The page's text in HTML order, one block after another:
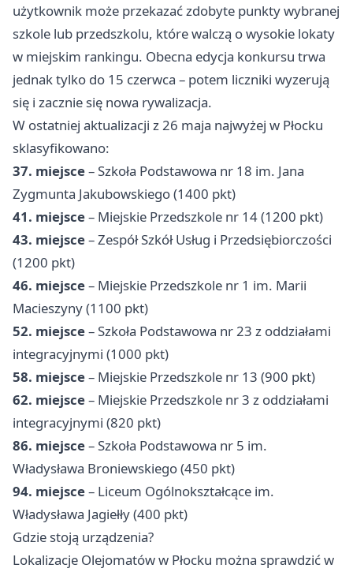
użytkownik może przekazać zdobyte punkty wybranej
szkole lub przedszkolu, które walczą o wysokie lokaty
w miejskim rankingu. Obecna edycja konkursu trwa
jednak tylko do 15 czerwca – potem liczniki wyzerują
się i zacznie się nowa rywalizacja.
W ostatniej aktualizacji z 26 maja najwyżej w Płocku
sklasyfikowano:
37. miejsce– Szkoła Podstawowa nr 18 im. Jana
Zygmunta Jakubowskiego (1400 pkt)
41. miejsce– Miejskie Przedszkole nr 14 (1200 pkt)
43. miejsce– Zespół Szkół Usług i Przedsiębiorczości
(1200 pkt)
46. miejsce– Miejskie Przedszkole nr 1 im. Marii
Macieszyny (1100 pkt)
52. miejsce– Szkoła Podstawowa nr 23 z oddziałami
integracyjnymi (1000 pkt)
58. miejsce– Miejskie Przedszkole nr 13 (900 pkt)
62. miejsce– Miejskie Przedszkole nr 3 z oddziałami
integracyjnymi (820 pkt)
86. miejsce– Szkoła Podstawowa nr 5 im.
Władysława Broniewskiego (450 pkt)
94. miejsce– Liceum Ogólnokształcące im.
Władysława Jagiełły (400 pkt)
Gdzie stoją urządzenia?
Lokalizacje Olejomatów w Płocku można sprawdzić w